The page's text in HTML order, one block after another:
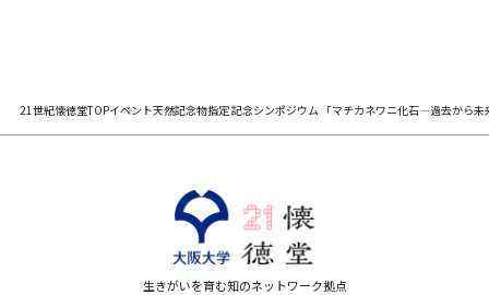
b
o
k
21世紀懐徳堂TOPイベント天然記念物指定 記念シンポジウム 「マチカネワニ化石―過去から
生きがいを育む知のネットワーク拠点